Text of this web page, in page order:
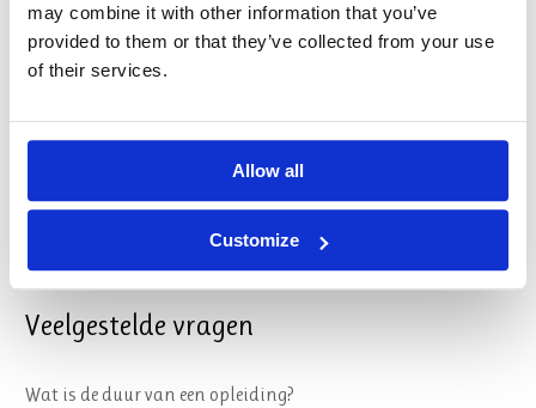
may combine it with other information that you’ve
provided to them or that they’ve collected from your use
of their services.
Allow all
Customize
Organisatie
Reglement
Veelgestelde vragen
Wat is de duur van een opleiding?